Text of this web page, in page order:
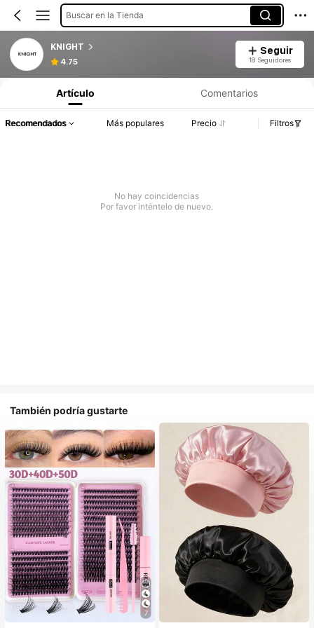
Buscar en la Tienda
KNIGHT
4.75
Seguir
18 Seguidores
Artículo Comentarios
Recomendados Más populares Precio Filtros
No hay coincidencias
Por favor inténtelo de nuevo.
También podría gustarte
7
#1 Más vendidos
en Multicolor Gorros para el pelo para mujer
Establecido hace 1 año